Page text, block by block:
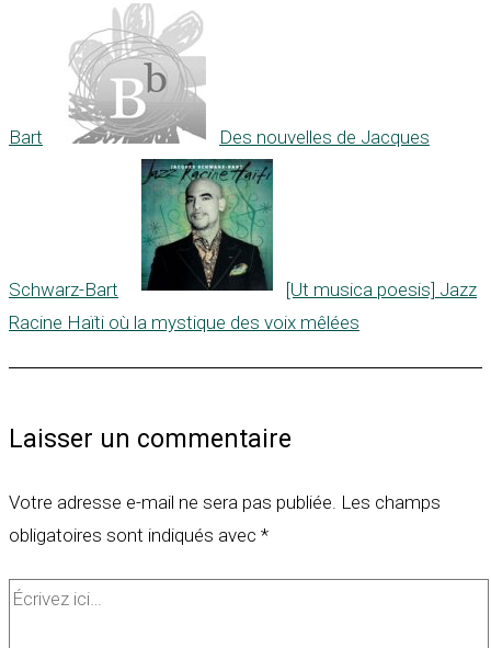
Bart Des nouvelles de Jacques
Schwarz-Bart
[Ut musica poesis] Jazz
Racine Haïti où la mystique des voix mêlées
Laisser un commentaire
Votre adresse e-mail ne sera pas publiée. Les champs
obligatoires sont indiqués avec *
Écrivez